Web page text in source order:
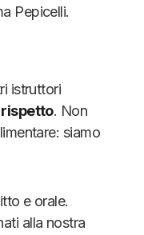
Pepicelli.
istruttori
. Non
siamo
e orale.
alla nostra